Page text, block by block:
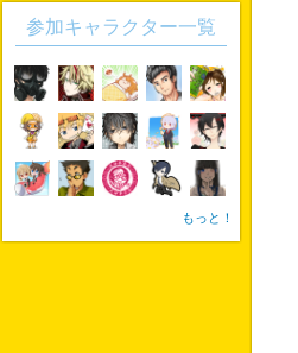
参加キャラクター一覧
もっと！